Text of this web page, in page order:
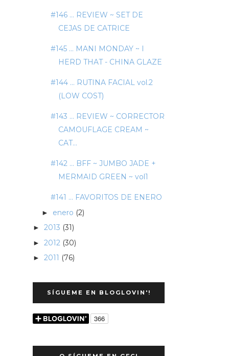
#146 ... REVIEW ~ SET DE
CEJAS DE CATRICE
#145 ... MANI MONDAY ~ I
HERD THAT - CHINA GLAZE
#144 ... RUTINA FACIAL vol.2
(LOW COST)
#143 ... REVIEW ~ CORRECTOR
CAMOUFLAGE CREAM ~
CAT...
#142 ... BFF ~ JUMBO JADE +
MERMAID GREEN ~ vol1
#141 ... FAVORITOS DE ENERO
► enero (2)
► 2013 (31)
► 2012 (30)
► 2011 (76)
SÍGUEME EN BLOGLOVIN'!